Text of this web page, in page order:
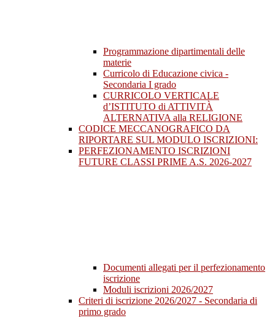
Programmazione dipartimentali delle
materie
Curricolo di Educazione civica -
Secondaria I grado
CURRICOLO VERTICALE
d’ISTITUTO di ATTIVITÀ
ALTERNATIVA alla RELIGIONE
CODICE MECCANOGRAFICO DA
RIPORTARE SUL MODULO ISCRIZIONI:
PERFEZIONAMENTO ISCRIZIONI
FUTURE CLASSI PRIME A.S. 2026-2027
Documenti allegati per il perfezionamento
iscrizione
Moduli iscrizioni 2026/2027
Criteri di iscrizione 2026/2027 - Secondaria di
primo grado